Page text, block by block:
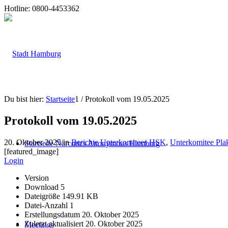
Hotline: 0800-4453362
Startseite Narcotics Anonymous Hamburg
Meetings
Du bist hier: Startseite1 / Protokoll vom 19.05.2025
Protokoll vom 19.05.2025
20. Oktober 2025/inBerichte Unterkomitees HSK, Unterkomitee
[featured_image]
Login
Version
Download 5
Dateigröße 149.91 KB
Datei-Anzahl 1
Erstellungsdatum 20. Oktober 2025
Zuletzt aktualisiert 20. Oktober 2025